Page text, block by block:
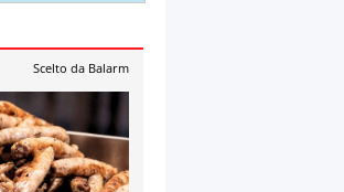
Scelto da Balarm